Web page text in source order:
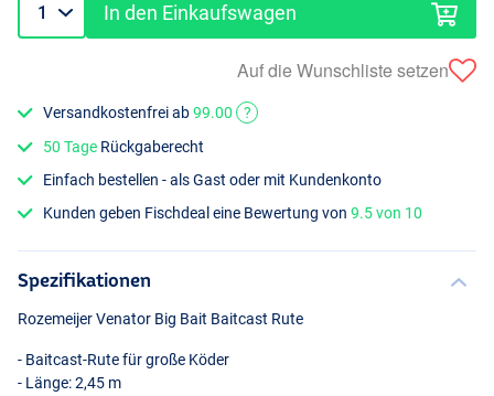
In den Einkaufswagen
Auf die Wunschliste setzen
Versandkostenfrei ab99.00
?
50 Tage Rückgaberecht
Einfach bestellen - als Gast oder mit Kundenkonto
Kunden geben Fischdeal eine Bewertung von9.5 von 10
Spezifikationen
Rozemeijer Venator Big Bait Baitcast Rute
- Baitcast-Rute für große Köder
- Länge: 2,45 m